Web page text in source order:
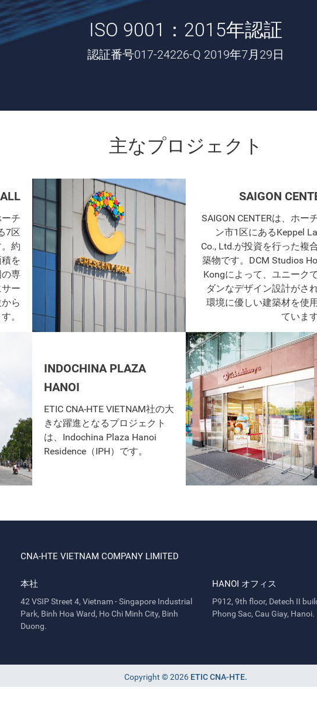
ISO 9001：2015年認証
認証番号017-24226-Q 2019年7月29日
主なプロジェクト
チ
7区
約
を
専
ー
ら
。
INDOCHINA PLAZA
HANOI
ETIC CNA-HTE VIETNAM社の大
きな躍進となるプロジェクト
は、Indochina Plaza Hanoi
Residence（IPH）です。
SAIGON
SAIGON CENTERは、ホー
ン市1区にあるKeppel
Co., Ltd.が投資を行った複
築物です。DCM Studios
Kongによって、ユニーク
ダンなデザイン設計がさ
環境に優しい建築材を使
ていま
CNA-HTE VIETNAM COMPANY LIMITED
本社
42 VSIP Street 4, Vietnam - Singapore Industrial
Park, Binh Hoa Ward, Ho Chi Minh City, Binh
Duong.
HANOI オフィス
P912, 9th floor, Detech II
Phong Sac, Cau Giay, Hanoi.
Copyright © 2026 ETIC CNA-HTE.